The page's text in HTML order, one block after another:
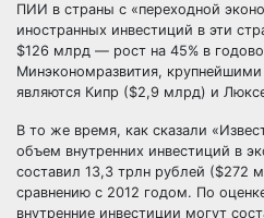
ПИИ в страны с «переходной
иностранных инвестиций в эти
$126 млрд — рост на 45% в
Минэкономразвития,
являются Кипр ($2,9 млрд) и
В то же время, как сказали
объем внутренних инвестиций в
составил 13,3 трлн рублей ($272
сравнению с 2012 годом. По
внутренние инвестиции могут